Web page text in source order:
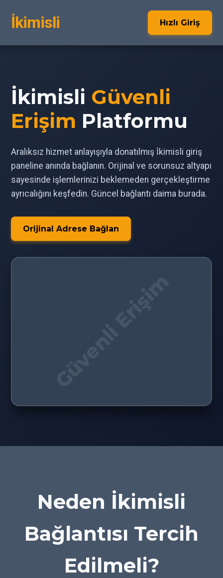
İkimisli Hızlı Giriş
İkimisli Güvenli
Erişim Platformu
Aralıksız hizmet anlayışıyla donatılmış İkimisli giriş
paneline anında bağlanın. Orijinal ve sorunsuz altyapı
sayesinde işlemlerinizi beklemeden gerçekleştirme
ayrıcalığını keşfedin. Güncel bağlantı daima burada.
Orijinal Adrese Bağlan
Neden İkimisli
Bağlantısı Tercih
Edilmeli?